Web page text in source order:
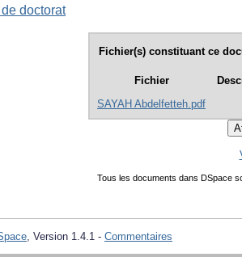
doctorat
Fichier(s) constituant ce
Fichier
SAYAH Abdelfetteh.pdf
Tous les documents dans DSpace
, Version 1.4.1 - Commentaires